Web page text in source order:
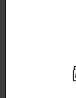
NEM? – 달걀
단 7~10